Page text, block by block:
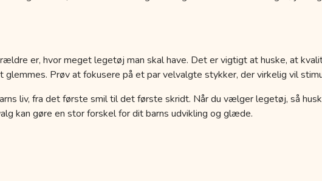
er, hvor meget legetøj man skal have. Det er vigtigt at huske, at
Prøv at fokusere på et par velvalgte stykker, der virkelig vil
liv, fra det første smil til det første skridt. Når du vælger legetøj, så
kan gøre en stor forskel for dit barns udvikling og glæde.